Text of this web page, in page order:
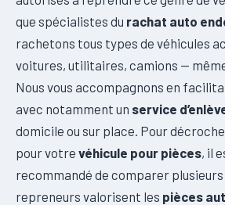
que spécialistes du rachat auto
rachetons tous types de véhicules
voitures, utilitaires, camions —
Nous vous accompagnons en
avec notamment un service
domicile ou sur place. Pour
pour votre véhicule pour pièces, il
recommandé de comparer
repreneurs valorisent les pièces